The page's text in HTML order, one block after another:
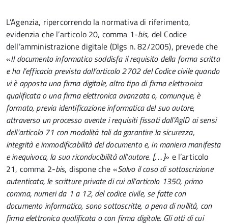
L’Agenzia, ripercorrendo la normativa di riferimento,
evidenzia che l’articolo 20, comma 1-bis, del Codice
dell’amministrazione digitale (Dlgs n. 82/2005), prevede che
«Il documento informatico soddisfa il requisito della forma scritta
e ha l’efficacia prevista dall’articolo 2702 del Codice civile quando
vi è apposta una firma digitale, altro tipo di firma elettronica
qualificata o una firma elettronica avanzata o, comunque, è
formato, previa identificazione informatica del suo autore,
attraverso un processo avente i requisiti fissati dall’AgID ai sensi
dell’articolo 71 con modalità tali da garantire la sicurezza,
integrità e immodificabilità del documento e, in maniera manifesta
e inequivoca, la sua riconducibilità all’autore. […]» e l’articolo
21, comma 2-bis, dispone che «Salvo il caso di sottoscrizione
autenticata, le scritture private di cui all’articolo 1350, primo
comma, numeri da 1 a 12, del codice civile, se fatte con
documento informatico, sono sottoscritte, a pena di nullità, con
firma elettronica qualificata o con firma digitale. Gli atti di cui